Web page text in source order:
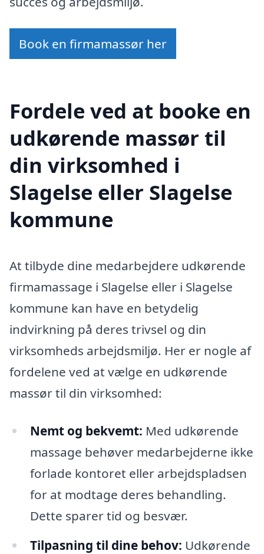
Book en firmamassør her
Fordele ved at booke en
udkørende massør til
din virksomhed i
Slagelse eller Slagelse
kommune
At tilbyde dine medarbejdere udkørende
firmamassage i Slagelse eller i Slagelse
kommune kan have en betydelig
indvirkning på deres trivsel og din
virksomheds arbejdsmiljø. Her er nogle af
fordelene ved at vælge en udkørende
massør til din virksomhed:
Nemt og bekvemt: Med udkørende
massage behøver medarbejderne ikke
forlade kontoret eller arbejdspladsen
for at modtage deres behandling.
Dette sparer tid og besvær.
Tilpasning til dine behov: Udkørende